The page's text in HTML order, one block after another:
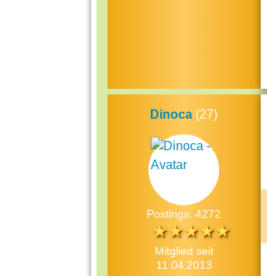
Dinoca (27)
Postings: 4272
Mitglied seit
11.04.2013